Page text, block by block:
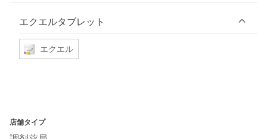
エクエルタブレット
エクエル
店舗タイプ